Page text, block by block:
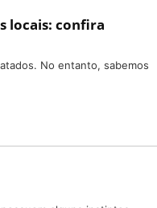
locais: confira
No entanto, sabemos